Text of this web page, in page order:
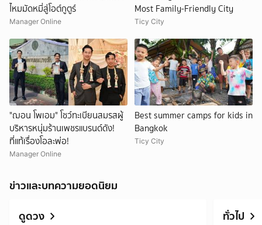
ไหมมัดหมี่สู่โอต์กูตูร์
Manager Online
Most Family-Friendly City
Ticy City
"ฌอน โพเอม" โชว์ทะเบียนสมรสผู้
บริหารหนุ่มร้านเพชรแบรนด์ดัง!
ที่แท้เรื่องโอละพ่อ!
Manager Online
Best summer camps for kids in
Bangkok
Ticy City
ข่าวและบทความยอดนิยม
ดูดวง
ทั่วไป